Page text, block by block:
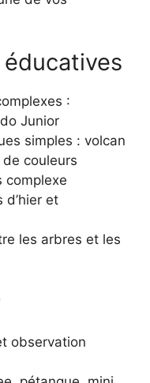
:
Junior
simples : volcan
couleurs
complexe
d’hier et
les arbres et les
observation